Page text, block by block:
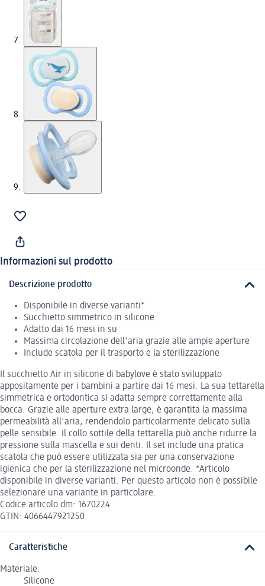
Informazioni sul prodotto
Descrizione prodotto
Disponibile in diverse varianti*
Succhietto simmetrico in silicone
Adatto dai 16 mesi in su
Massima circolazione dell'aria grazie alle ampie aperture
Include scatola per il trasporto e la sterilizzazione
Il succhietto Air in silicone di babylove è stato sviluppato
appositamente per i bambini a partire dai 16 mesi. La sua tettarella
simmetrica e ortodontica si adatta sempre correttamente alla
bocca. Grazie alle aperture extra large, è garantita la massima
permeabilità all'aria, rendendolo particolarmente delicato sulla
pelle sensibile. Il collo sottile della tettarella può anche ridurre la
pressione sulla mascella e sui denti. Il set include una pratica
scatola che può essere utilizzata sia per una conservazione
igienica che per la sterilizzazione nel microonde. *Articolo
disponibile in diverse varianti. Per questo articolo non è possibile
selezionare una variante in particolare.
Codice articolo dm: 1670224
GTIN: 4066447921250
Caratteristiche
Materiale:
Silicone